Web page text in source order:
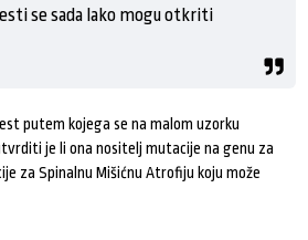
se sada lako mogu otkriti
putem kojega se na malom uzorku
je li ona nositelj mutacije na genu za
za Spinalnu Mišićnu Atrofiju koju može